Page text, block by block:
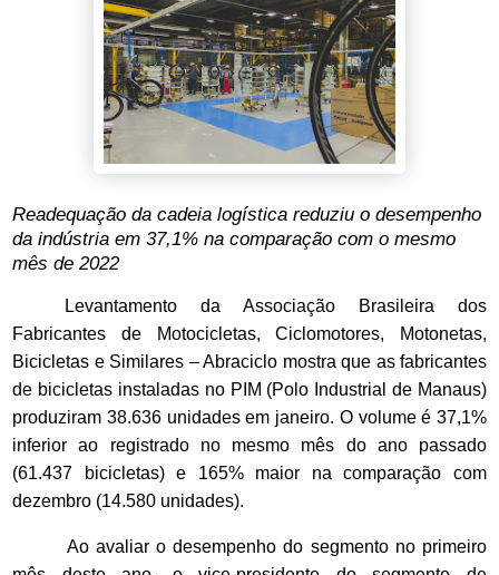
Readequação da cadeia logística reduziu o desempenho
da indústria em 37,1% na comparação com o mesmo
mês de 2022
Levantamento da Associação Brasileira dos
Fabricantes de Motocicletas, Ciclomotores, Motonetas,
Bicicletas e Similares – Abraciclo mostra que as fabricantes
de bicicletas instaladas no PIM (Polo Industrial de Manaus)
produziram 38.636 unidades em janeiro. O volume é 37,1%
inferior ao registrado no mesmo mês do ano passado
(61.437 bicicletas) e 165% maior na comparação com
dezembro (14.580 unidades).
Ao avaliar o desempenho do segmento no primeiro